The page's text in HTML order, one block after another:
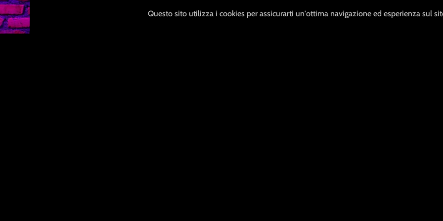
Questo sito utilizza i cookies per assicurarti un'ottima navigazione ed esperienza sul